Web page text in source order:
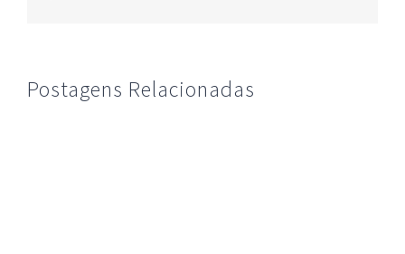
Postagens Relacionadas